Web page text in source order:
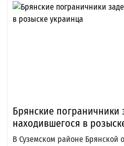
Брянские пограничники
находившегося в
В Суземском районе Брянской